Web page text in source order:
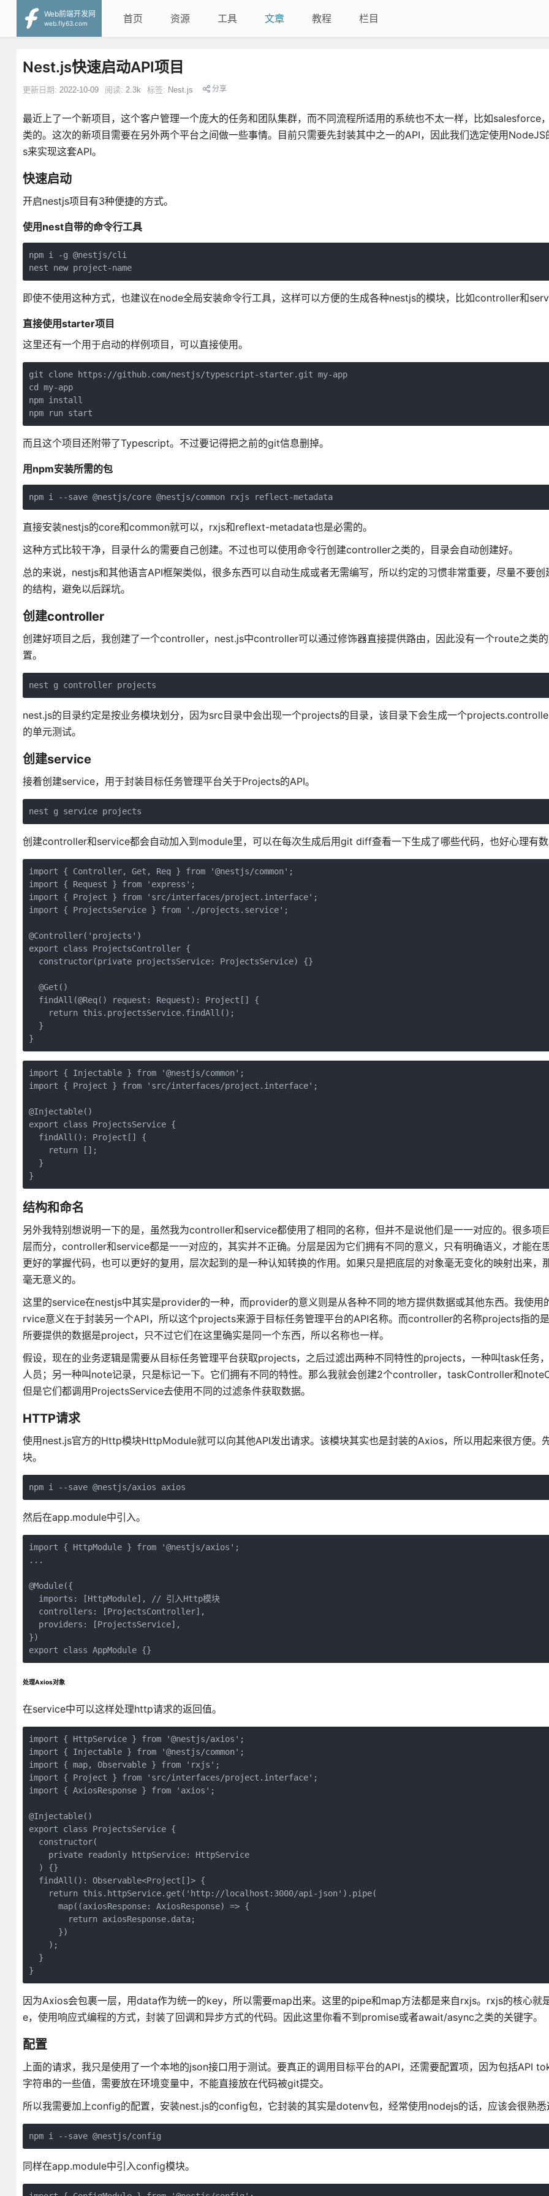
Web前端开发网
web.fly63.com
首页 资源 工具 文章 教程 栏目
Nest.js快速启动API项目
更新日期: 2022-10-09 阅读: 2.3k 标签: Nest.js 分享
最近上了一个新项目，这个客户管理一个庞大的任务和团队集群，而不同流程所适用的系统也不太一样，比如salesforce
类的。这次的新项目需要在另外两个平台之间做一些事情。目前只需要先封装其中之一的API，因此我们选定使用
s来实现这套API。
快速启动
开启nestjs项目有3种便捷的方式。
使用nest自带的命令行工具
npm i -g @nestjs/cli
nest new project-name
即使不使用这种方式，也建议在node全局安装命令行工具，这样可以方便的生成各种nestjs的模块，比如controller和
直接使用starter项目
这里还有一个用于启动的样例项目，可以直接使用。
git clone https://github.com/nestjs/typescript-starter.git my-app
cd my-app
npm install
npm run start
而且这个项目还附带了Typescript。不过要记得把之前的git信息删掉。
用npm安装所需的包
npm i --save @nestjs/core @nestjs/common rxjs reflect-metadata
直接安装nestjs的core和common就可以，rxjs和reflext-metadata也是必需的。
这种方式比较干净，目录什么的需要自己创建。不过也可以使用命令行创建controller之类的，目录会自动创建好。
总的来说，nestjs和其他语言API框架类似，很多东西可以自动生成或者无需编写，所以约定的习惯非常重要，尽量不要创
的结构，避免以后踩坑。
创建controller
创建好项目之后，我创建了一个controller，nest.js中controller可以通过修饰器直接提供路由，因此没有一个route之类
置。
nest g controller projects
nest.js的目录约定是按业务模块划分，因为src目录中会出现一个projects的目录，该目录下会生成一个
的单元测试。
创建service
接着创建service，用于封装目标任务管理平台关于Projects的API。
nest g service projects
创建controller和service都会自动加入到module里，可以在每次生成后用git diff查看一下生成了哪些代码，也好心理有
import { Controller, Get, Req } from '@nestjs/common';
import { Request } from 'express';
import { Project } from 'src/interfaces/project.interface';
import { ProjectsService } from './projects.service';
@Controller('projects')
export class ProjectsController {
  constructor(private projectsService: ProjectsService) {}
  @Get()
  findAll(@Req() request: Request): Project[] {
    return this.projectsService.findAll();
  }
}
import { Injectable } from '@nestjs/common';
import { Project } from 'src/interfaces/project.interface';
@Injectable()
export class ProjectsService {
  findAll(): Project[] {
    return [];
  }
}
结构和命名
另外我特别想说明一下的是，虽然我为controller和service都使用了相同的名称，但并不是说他们是一一对应的。很多项
层而分，controller和service都是一一对应的，其实并不正确。分层是因为它们拥有不同的意义，只有明确语义，才能在
更好的掌握代码，也可以更好的复用，层次起到的是一种认知转换的作用。如果只是把底层的对象毫无变化的映射出来，
毫无意义的。
这里的service在nestjs中其实是provider的一种，而provider的意义则是从各种不同的地方提供数据或其他东西。我使用
rvice意义在于封装另一个API，所以这个projects来源于目标任务管理平台的API名称。而controller的名称projects指的
所要提供的数据是project，只不过它们在这里确实是同一个东西，所以名称也一样。
假设，现在的业务逻辑是需要从目标任务管理平台获取projects，之后过滤出两种不同特性的projects，一种叫task任务
人员；另一种叫note记录，只是标记一下。它们拥有不同的特性。那么我就会创建2个controller，taskController和
但是它们都调用ProjectsService去使用不同的过滤条件获取数据。
HTTP请求
使用nest.js官方的Http模块HttpModule就可以向其他API发出请求。该模块其实也是封装的Axios，所以用起来很方便。
块。
npm i --save @nestjs/axios axios
然后在app.module中引入。
import { HttpModule } from '@nestjs/axios';
...
@Module({
  imports: [HttpModule], // 引入Http模块
  controllers: [ProjectsController],
  providers: [ProjectsService],
})
export class AppModule {}
处理Axios对象
在service中可以这样处理http请求的返回值。
import { HttpService } from '@nestjs/axios';
import { Injectable } from '@nestjs/common';
import { map, Observable } from 'rxjs';
import { Project } from 'src/interfaces/project.interface';
import { AxiosResponse } from 'axios';
@Injectable()
export class ProjectsService {
  constructor(
    private readonly httpService: HttpService
  ) {}
  findAll(): Observable<Project[]> {
    return this.httpService.get('http://localhost:3000/api-json').pipe(
      map((axiosResponse: AxiosResponse) => {
        return axiosResponse.data;
      })
    );
  }
}
因为Axios会包裹一层，用data作为统一的key，所以需要map出来。这里的pipe和map方法都是来自rxjs。rxjs的核心就
e，使用响应式编程的方式，封装了回调和异步方式的代码。因此这里你看不到promise或者await/async之类的关键字。
配置
上面的请求，我只是使用了一个本地的json接口用于测试。要真正的调用目标平台的API，还需要配置项，因为包括API
字符串的一些值，需要放在环境变量中，不能直接放在代码被git提交。
所以我需要加上config的配置，安装nest.js的config包，它封装的其实是dotenv包，经常使用nodejs的话，应该会很熟悉
npm i --save @nestjs/config
同样在app.module中引入config模块。